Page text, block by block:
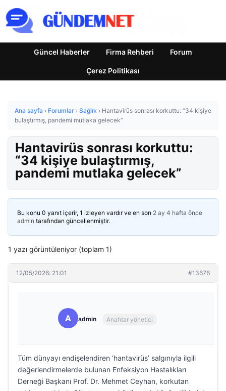
Güncel Haberler Firma Rehberi Forum
Çerez Politikası
Ana sayfa › Forumlar › Sağlık › Hantavirüs sonrası korkuttu: “34 kişiye
bulaştırmış, pandemi mutlaka gelecek”
Hantavirüs sonrası korkuttu:
“34 kişiye bulaştırmış,
pandemi mutlaka gelecek”
Bu konu 0 yanıt içerir, 1 izleyen vardır ve en son 2 ay 4 hafta önce
admin tarafından güncellenmiştir.
1 yazı görüntüleniyor (toplam 1)
12/05/2026: 21:01 #13676
A admin Anahtar yönetici
Tüm dünyayı endişelendiren ‘hantavirüs’ salgınıyla ilgili
değerlendirmelerde bulunan Enfeksiyon Hastalıkları
Derneği Başkanı Prof. Dr. Mehmet Ceyhan, korkutan